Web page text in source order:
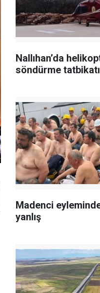
Nallıhan’da
söndürme tatbikatı
Madenci
yanlış